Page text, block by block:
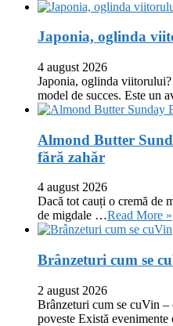
Japonia, oglinda
4 august 2026
Japonia, oglinda
model de succes. Este un
Almond Butter
fără zahăr
4 august 2026
Dacă tot cauți o cremă de
de migdale …Read More »
Brânzeturi cum se
2 august 2026
Brânzeturi cum se cuVin –
poveste Există